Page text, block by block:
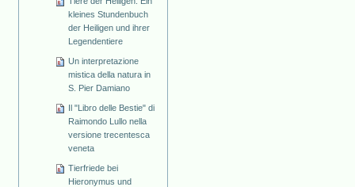
kleines Stundenbuch
der Heiligen und ihrer
Legendentiere
Un interpretazione
mistica della natura in
S. Pier Damiano
Il "Libro delle Bestie" di
Raimondo Lullo nella
versione trecentesca
veneta
Tierfriede bei
Hieronymus und